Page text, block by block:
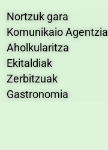
Nortzuk gara
Komunikaio Agentzia
Aholkularitza
Ekitaldiak
Zerbitzuak
Gastronomia